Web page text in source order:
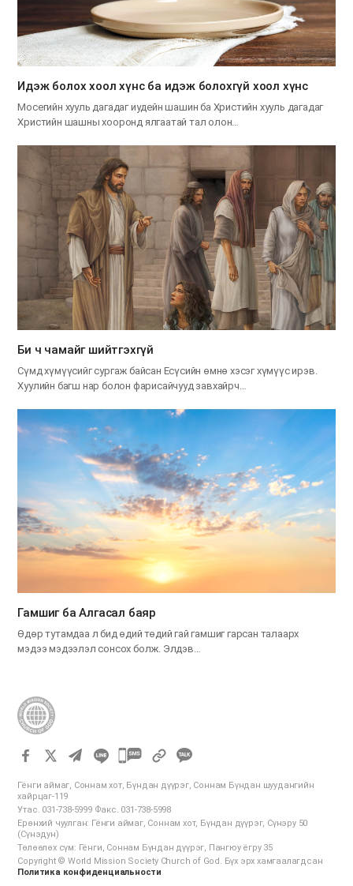
Идэж болох хоол хүнс ба идэж болохгүй хоол хүнс
Мосегийн хууль дагадаг иудейн шашин ба Христийн хууль дагадаг
Христийн шашны хооронд ялгаатай тал олон…
Би ч чамайг шийтгэхгүй
Сүмд хүмүүсийг сургаж байсан Есүсийн өмнө хэсэг хүмүүс ирэв.
Хуулийн багш нар болон фарисайчууд завхайрч…
Гамшиг ба Алгасал баяр
Өдөр тутамдаа л бид өдий төдий гай гамшиг гарсан талаарх
мэдээ мэдээлэл сонсох болж. Элдэв…
카
오
공
유
하
Гёнги аймаг, Соннам хот, Бүндан дүүрэг, Соннам Бүндан шуудангийн
хайрцаг-119
Утас. 031-738-5999 Факс. 031-738-5998
Ерөнхий чуулган: Гёнги аймаг, Соннам хот, Бүндан дүүрэг, Сүнэру 50
(Сүнэдун)
Төлөөлөх сүм: Гёнги, Соннам Бүндан дүүрэг, Пангюу ёгру 35
Copyright © World Mission Society Church of God. Бүх эрх хамгаалагдсан
Политика конфиденциальности